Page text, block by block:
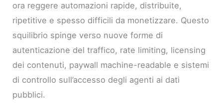
ora reggere automazioni rapide, distribuite,
ripetitive e spesso difficili da monetizzare. Questo
squilibrio spinge verso nuove forme di
autenticazione del traffico, rate limiting, licensing
dei contenuti, paywall machine-readable e sistemi
di controllo sull’accesso degli agenti ai dati
pubblici.